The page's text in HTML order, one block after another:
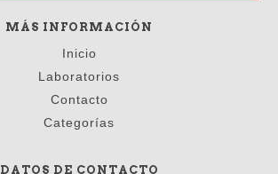
MÁS INFORMACIÓN
Inicio
Laboratorios
Contacto
Categorías
DATOS DE CONTACTO